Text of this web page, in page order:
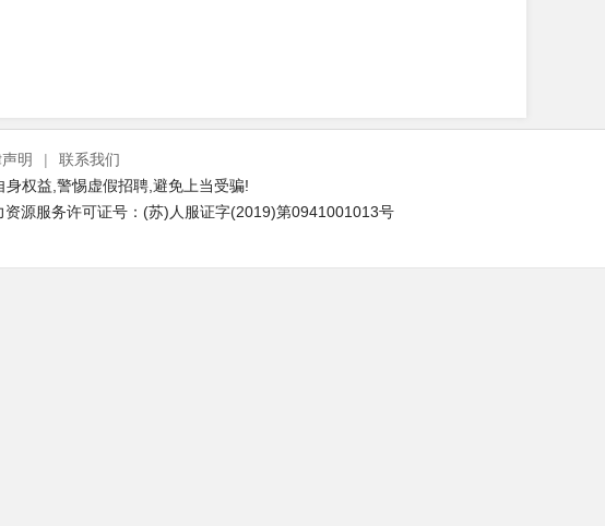
明 |
联系我们
权益,警惕虚假招聘,避免上当受骗!
源服务许可证号：(苏)人服证字(2019)第0941001013号